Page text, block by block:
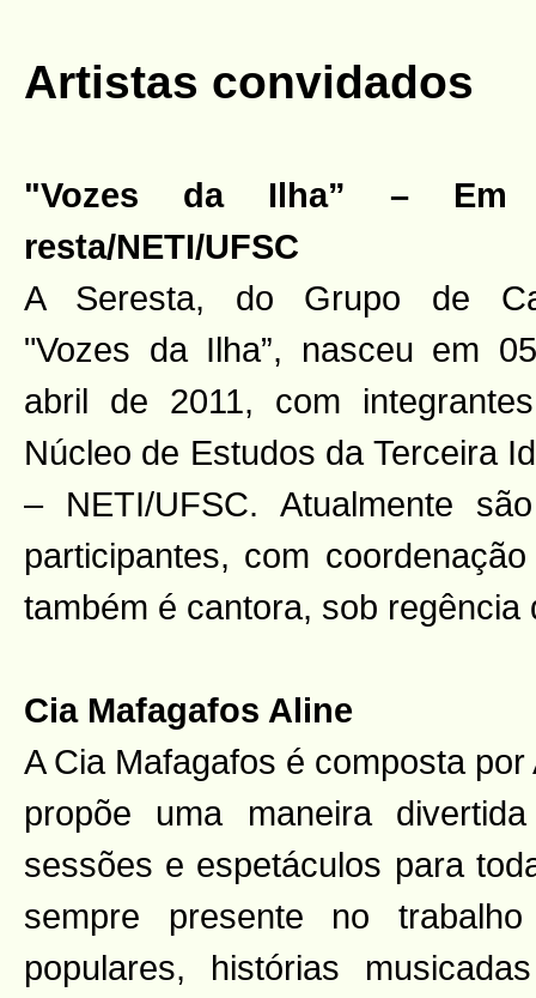
Artistas convidados
"Vozes da Ilha” – Em
resta/NETI/UFSC
A Seresta, do Grupo de
"Vozes da Ilha”, nasceu em
abril de 2011, com
Núcleo de Estudos da Terceira
– NETI/UFSC. Atualmente
participantes, com
também é cantora, sob regência
Cia Mafagafos Aline
A Cia Mafagafos é composta
propõe uma maneira
sessões e espetáculos para
sempre presente no
populares, histórias